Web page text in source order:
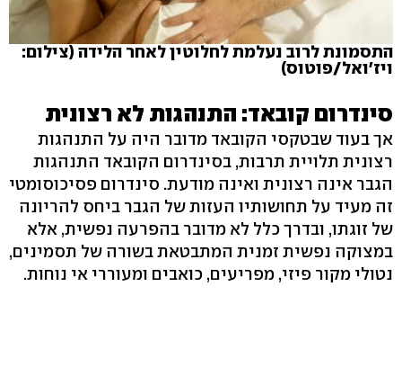
התסמונת לרוב נעלמת לחלוטין לאחר הלידה (צילום:
ויז'ואל/פוטוס)
סינדרום קובאד: התנהגות לא רצונית
אך בעוד שבטקסי הקובאד מדובר היה על התנהגות
רצונית תלויית תרבות, בסינדרום הקובאד התנהגות
הגבר אינה רצונית ואינה מודעת. סינדרום פסיכוסומטי
זה מעיד על תחושותיו העזות של הגבר ביחס להריונה
של זוגתו, ובדרך כלל לא מדובר בהפרעה נפשית, אלא
במצוקה נפשית זמנית המתבטאת בשורה של תסמינים,
נטולי מקור פיזי, מפריעים, כואבים ומעוררי אי נוחות.